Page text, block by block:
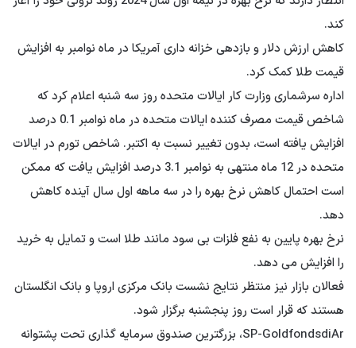
کند.
کاهش ارزش دلار و بازدهی خزانه داری آمریکا در ماه نوامبر به افزایش
قیمت طلا کمک کرد.
اداره سرشماری وزارت کار ایالات متحده روز سه شنبه اعلام کرد که
شاخص قیمت مصرف کننده ایالات متحده در ماه نوامبر 0.1 درصد
افزایش یافته است، بدون تغییر نسبت به اکتبر. شاخص تورم در ایالات
متحده در 12 ماه منتهی به نوامبر 3.1 درصد افزایش یافت که ممکن
است احتمال کاهش نرخ بهره را در سه ماهه اول سال آینده کاهش
دهد.
نرخ بهره پایین به نفع فلزات بی سود مانند طلا است و تمایل به خرید
را افزایش می دهد.
فعالان بازار نیز منتظر نتایج نشست بانک مرکزی اروپا و بانک انگلستان
هستند که قرار است روز پنجشنبه برگزار شود.
SP-GoldfondsdiAr، بزرگترین صندوق سرمایه گذاری تحت پشتوانه